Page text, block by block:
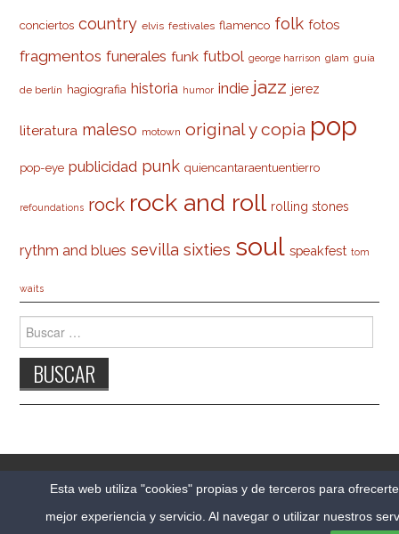
conciertos country elvis festivales flamenco folk fotos
fragmentos funerales funk futbol george harrison glam guía
de berlín hagiografia historia humor indie jazz jerez
literatura maleso motown original y copia pop
pop-eye publicidad punk quiencantaraentuentierro
refoundations rock rock and roll rolling stones
rythm and blues sevilla sixties soul speakfest tom
waits
Buscar:
© 2026 CARLESO.COM. TODOS LOS DERECHOS
RESERVADOS.
Esta web utiliza "cookies" propias y de terceros para
mejor experiencia y servicio. Al navegar o utilizar nuestros